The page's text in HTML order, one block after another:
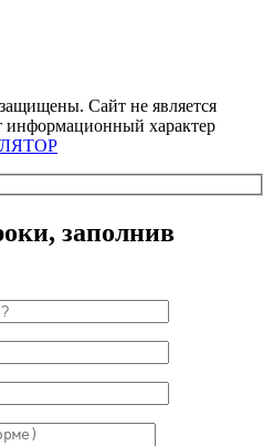
Сайт не является
информационный характер
заполнив